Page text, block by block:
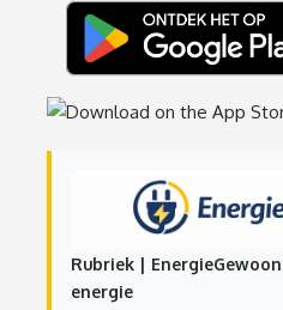
Rubriek |
energie